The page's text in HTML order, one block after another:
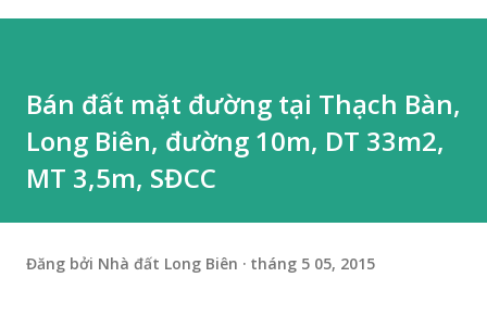
Bán đất mặt đường tại Thạch Bàn,
Long Biên, đường 10m, DT 33m2,
MT 3,5m, SĐCC
Đăng bởi Nhà đất Long Biên tháng 5 05, 2015